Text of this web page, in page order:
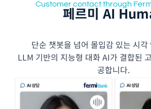
Customer contact through
페르미 AI
단순 챗봇을 넘어 몰입감 있는 시
LLM 기반의 지능형 대화 AI가 결합된
공합니다.